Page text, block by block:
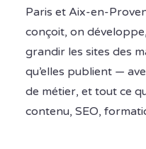
Paris et Aix-en-
conçoit, on
grandir les sites des
qu’elles publient —
de métier, et tout ce
contenu, SEO,